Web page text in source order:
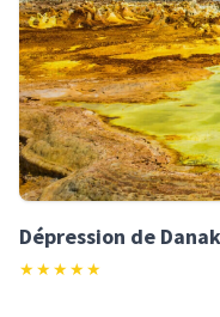
Dépression de
★★★★★